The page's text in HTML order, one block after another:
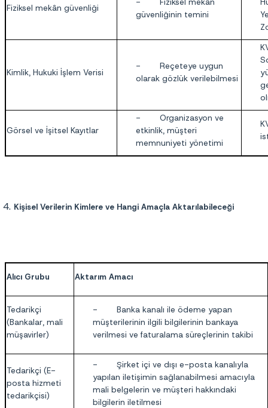
Fiziksel mekân güvenliği
güvenliğinin temini
Kimlik, Hukuki İşlem Verisi
- Reçeteye uygun
olarak gözlük verilebilmesi
Görsel ve İşitsel Kayıtlar
- Organizasyon ve
etkinlik, müşteri
memnuniyeti yönetimi
Kişisel Verilerin Kimlere ve Hangi Amaçla Aktarılabileceği
Alıcı Grubu Aktarım Amacı
Tedarikçi
(Bankalar, mali
müşavirler)
- Banka kanalı ile ödeme yapan
müşterilerinin ilgili bilgilerinin bankaya
verilmesi ve faturalama süreçlerinin takibi
Tedarikçi (E-
posta hizmeti
tedarikçisi)
- Şirket içi ve dışı e-posta kanalıyla
yapılan iletişimin sağlanabilmesi amacıyla
mali belgelerin ve müşteri hakkındaki
bilgilerin iletilmesi